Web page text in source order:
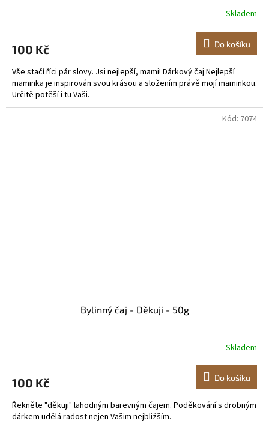
Skladem
100 Kč Do košíku
Vše stačí říci pár slovy. Jsi nejlepší, mami! Dárkový čaj Nejlepší
maminka je inspirován svou krásou a složením právě mojí maminkou.
Určitě potěší i tu Vaši.
Bylinný čaj - Děkuji - 50g
Skladem
100 Kč Do košíku
Řekněte "děkuji" lahodným barevným čajem. Poděkování s drobným
dárkem udělá radost nejen Vašim nejbližším.
Kód: 7074